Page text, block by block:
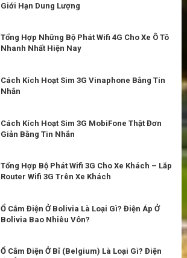
Giới Hạn Dung Lượng
Tổng Hợp Những Bộ Phát Wifi 4G Cho Xe Ô Tô
Nhanh Nhất Hiện Nay
Cách Kích Hoạt Sim 3G Vinaphone Bằng Tin
Nhắn
Cách Kích Hoạt Sim 3G MobiFone Thật Đơn
Giản Bằng Tin Nhắn
Tổng Hợp Bộ Phát Wifi 3G Cho Xe Khách – Lắp
Router Wifi 3G Trên Xe Khách
Ổ Cắm Điện Ở Bolivia Là Loại Gì? Điện Áp Ở
Bolivia Bao Nhiêu Vôn?
Ổ Cắm Điện Ở Bỉ (Belgium) Là Loại Gì? Điện